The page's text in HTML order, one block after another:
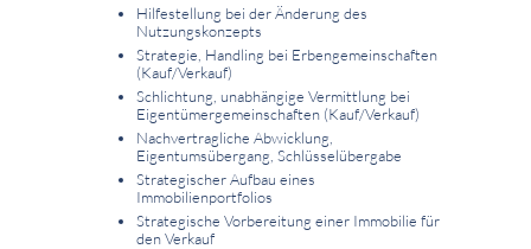
Hilfestellung bei der Änderung des
Nutzungskonzepts
Strategie, Handling bei Erbengemeinschaften
(Kauf/Verkauf)
Schlichtung, unabhängige Vermittlung bei
Eigentümergemeinschaften (Kauf/Verkauf)
Nachvertragliche Abwicklung,
Eigentumsübergang, Schlüsselübergabe
Strategischer Aufbau eines
Immobilienportfolios
Strategische Vorbereitung einer Immobilie für
den Verkauf